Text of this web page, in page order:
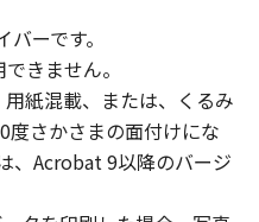
of other
Designated
provided that
users shall abide
and shall be
obligations borne
ーです。
きません。
紙混載、または、くるみ
度さかさまの面付けにな
、Acrobat 9以降のバージ